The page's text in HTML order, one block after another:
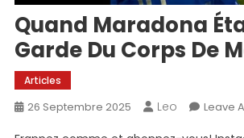
Quand Maradona
Garde Du Corps De
Articles
26 Septembre 2025 Leo Leave